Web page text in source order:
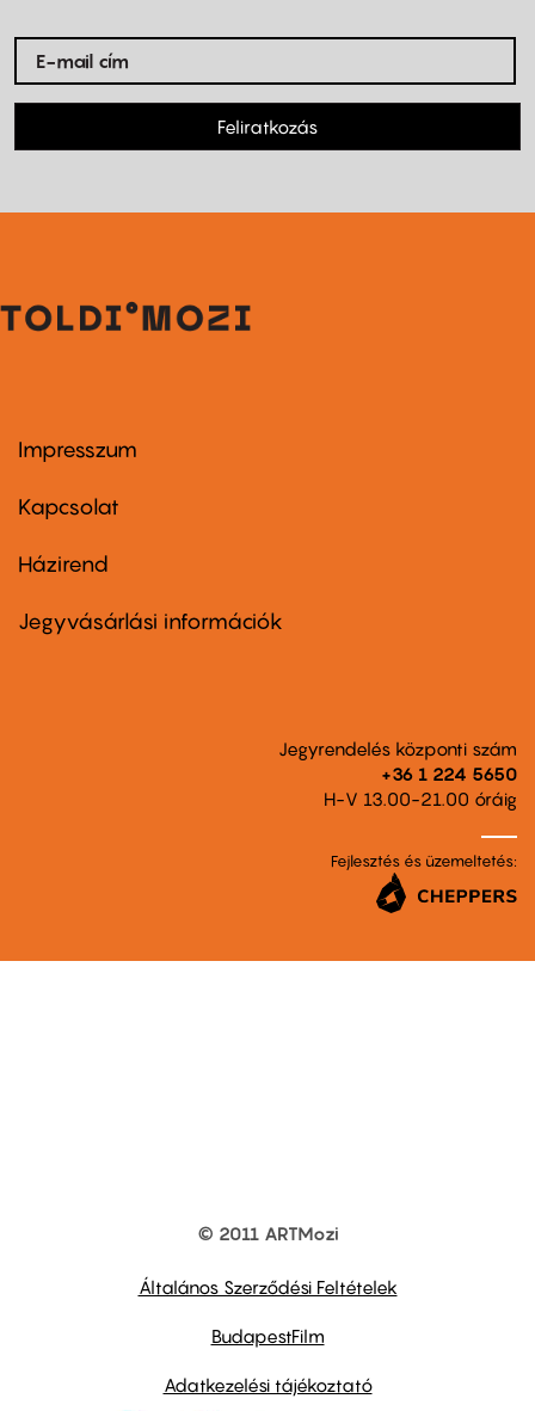
Feliratkozás
Footer
first
Impresszum
Kapcsolat
Footer
second
Házirend
Jegyvásárlási információk
Jegyrendelés központi szám
+36 1 224 5650
H-V 13.00-21.00 óráig
Fejlesztés és üzemeltetés:
© 2011 ARTMozi
Általános Szerződési Feltételek
BudapestFilm
Adatkezelési tájékoztató